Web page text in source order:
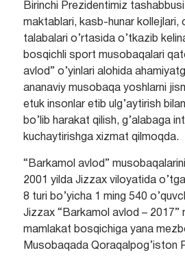
Birinchi Prezidentimiz
maktablari, kasb-hunar kollejlari,
talabalari o’rtasida o’tkazib
bosqichli sport musobaqalari
avlod” o’yinlari alohida
ananaviy musobaqa yoshlarni
etuk insonlar etib ulg’aytirish
bo’lib harakat qilish, g’alabaga
kuchaytirishga xizmat qilmoqda.
“Barkamol avlod”
2001 yilda Jizzax viloyatida
8 turi bo’yicha 1 ming 540
Jizzax “Barkamol avlod – 2017”
mamlakat bosqichiga yana
Musobaqada Qoraqalpog’iston